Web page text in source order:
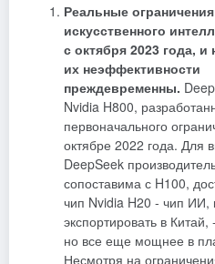
Реальные
искусственного
с октября 2023 года,
их неэффективности
преждевременны.
Nvidia H800,
первоначального
октябре 2022 года. Для
DeepSeek
сопоставима с H100,
чип Nvidia H20 - чип
экспортировать в
но все еще мощнее в
Несмотря на